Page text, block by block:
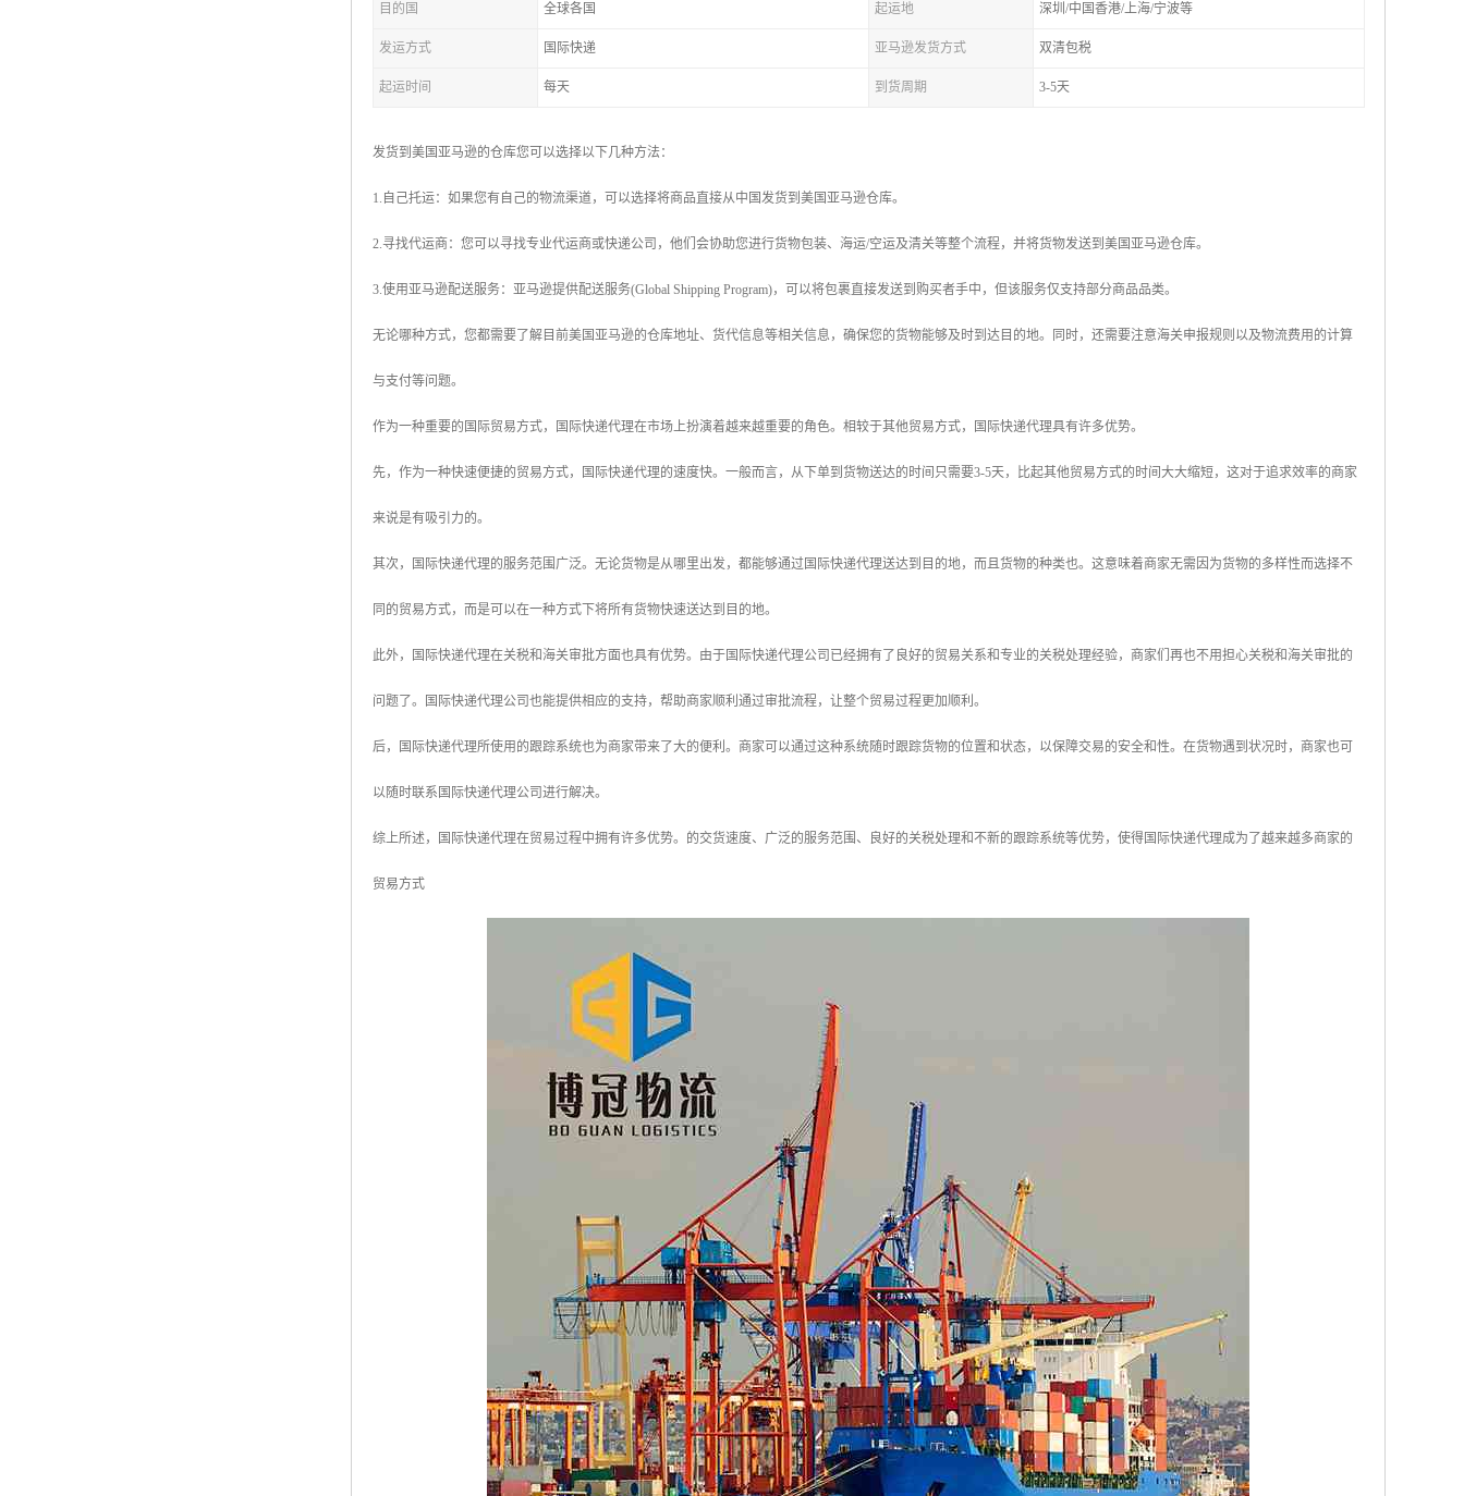
目的国 全球各国 起运地 深圳/中国香港/上海/宁波等
发运方式 国际快递 亚马逊发货方式 双清包税
起运时间 每天 到货周期 3-5天
发货到美国亚马逊的仓库您可以选择以下几种方法：
1.自己托运：如果您有自己的物流渠道，可以选择将商品直接从中国发货到美国亚马逊仓库。
2.寻找代运商：您可以寻找专业代运商或快递公司，他们会协助您进行货物包装、海运/空运及清关等整个流程，并将货物发送到美国亚马逊仓库。
3.使用亚马逊配送服务：亚马逊提供配送服务(Global Shipping Program)，可以将包裹直接发送到购买者手中，但该服务仅支持部分商品品类。
无论哪种方式，您都需要了解目前美国亚马逊的仓库地址、货代信息等相关信息，确保您的货物能够及时到达目的地。同时，还需要注意海关申报规则以及物流费用的计算
与支付等问题。
作为一种重要的国际贸易方式，国际快递代理在市场上扮演着越来越重要的角色。相较于其他贸易方式，国际快递代理具有许多优势。
先，作为一种快速便捷的贸易方式，国际快递代理的速度快。一般而言，从下单到货物送达的时间只需要3-5天，比起其他贸易方式的时间大大缩短，这对于追求效率的商家
来说是有吸引力的。
其次，国际快递代理的服务范围广泛。无论货物是从哪里出发，都能够通过国际快递代理送达到目的地，而且货物的种类也。这意味着商家无需因为货物的多样性而选择不
同的贸易方式，而是可以在一种方式下将所有货物快速送达到目的地。
此外，国际快递代理在关税和海关审批方面也具有优势。由于国际快递代理公司已经拥有了良好的贸易关系和专业的关税处理经验，商家们再也不用担心关税和海关审批的
问题了。国际快递代理公司也能提供相应的支持，帮助商家顺利通过审批流程，让整个贸易过程更加顺利。
后，国际快递代理所使用的跟踪系统也为商家带来了大的便利。商家可以通过这种系统随时跟踪货物的位置和状态，以保障交易的安全和性。在货物遇到状况时，商家也可
以随时联系国际快递代理公司进行解决。
综上所述，国际快递代理在贸易过程中拥有许多优势。的交货速度、广泛的服务范围、良好的关税处理和不新的跟踪系统等优势，使得国际快递代理成为了越来越多商家的
贸易方式